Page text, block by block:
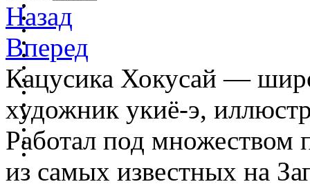
Назад
Вперед
Кацусика Хокусай —
художник укиё-э,
Работал под множеством
из самых известных на